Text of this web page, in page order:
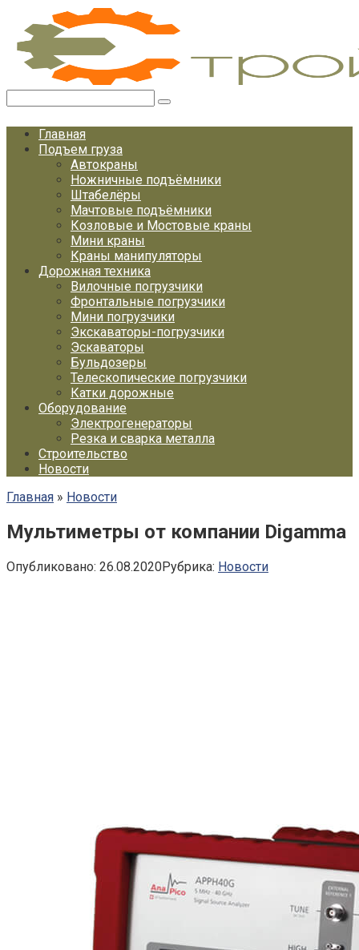
Перейти
контенту
Главная
Подъем груза
Автокраны
Ножничные подъёмники
Штабелёры
Мачтовые подъёмники
Козловые и Мостовые краны
Мини краны
Краны манипуляторы
Дорожная техника
Вилочные погрузчики
Фронтальные погрузчики
Мини погрузчики
Экскаваторы-погрузчики
Эскаваторы
Бульдозеры
Телескопические погрузчики
Катки дорожные
Оборудование
Электрогенераторы
Резка и сварка металла
Строительство
Новости
Главная » Новости
Мультиметры от компании Digamma
Опубликовано: 26.08.2020Рубрика: Новости